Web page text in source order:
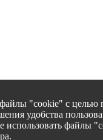
"cookie" с целью
удобства
использовать файлы